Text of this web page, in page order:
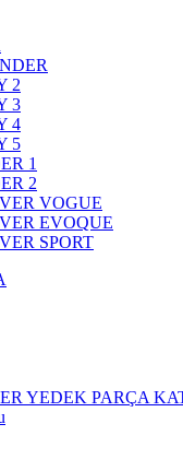
2
3
4
5
1
2
VOGUE
EVOQUE
SPORT
YEDEK PARÇA